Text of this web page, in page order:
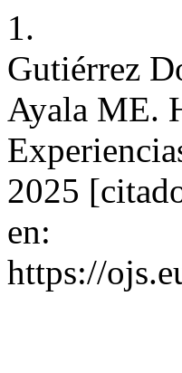
1.
Gutiérrez
Ayala ME.
2025
en:
https://